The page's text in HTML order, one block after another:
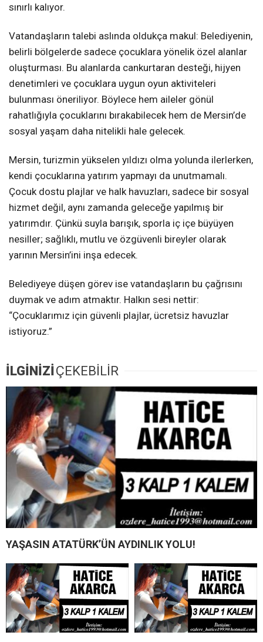
sınırlı kalıyor.
Vatandaşların talebi aslında oldukça makul: Belediyenin,
belirli bölgelerde sadece çocuklara yönelik özel alanlar
oluşturması. Bu alanlarda cankurtaran desteği, hijyen
denetimleri ve çocuklara uygun oyun aktiviteleri
bulunması öneriliyor. Böylece hem aileler gönül
rahatlığıyla çocuklarını bırakabilecek hem de Mersin’de
sosyal yaşam daha nitelikli hale gelecek.
Mersin, turizmin yükselen yıldızı olma yolunda ilerlerken,
kendi çocuklarına yatırım yapmayı da unutmamalı.
Çocuk dostu plajlar ve halk havuzları, sadece bir sosyal
hizmet değil, aynı zamanda geleceğe yapılmış bir
yatırımdır. Çünkü suyla barışık, sporla iç içe büyüyen
nesiller; sağlıklı, mutlu ve özgüvenli bireyler olarak
yarının Mersin’ini inşa edecek.
Belediyeye düşen görev ise vatandaşların bu çağrısını
duymak ve adım atmaktır. Halkın sesi nettir:
“Çocuklarımız için güvenli plajlar, ücretsiz havuzlar
istiyoruz.”
İLGİNİZİ ÇEKEBİLİR
YAŞASIN ATATÜRK’ÜN AYDINLIK YOLU!